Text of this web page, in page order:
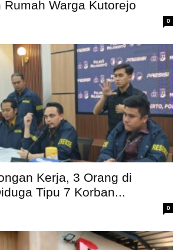
Rumah Warga Kutorejo
0
Kerja, 3 Orang di
Tipu 7 Korban...
0